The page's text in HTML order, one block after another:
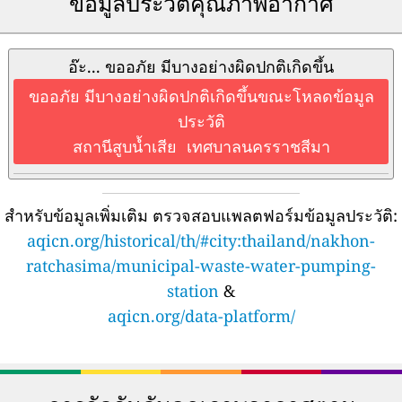
อ๊ะ... ขออภัย มีบางอย่างผิดปกติเกิดขึ้น
ขออภัย มีบางอย่างผิดปกติเกิดขึ้นขณะโหลดข้อมูล
ประวัติ
สถานีสูบน้ำเสีย เทศบาลนครราชสีมา
สำหรับข้อมูลเพิ่มเติม ตรวจสอบแพลตฟอร์มข้อมูลประวัติ:
aqicn.org/historical/th/#city:thailand/nakhon-
ratchasima/municipal-waste-water-pumping-
station &
aqicn.org/data-platform/